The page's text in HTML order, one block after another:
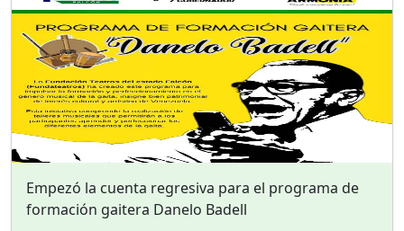
Empezó la cuenta regresiva para el programa de
formación gaitera Danelo Badell